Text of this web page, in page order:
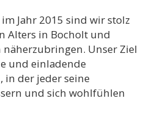
Jahr 2015 sind wir stolz
Alters in Bocholt und
Unser Ziel
und einladende
in der jeder seine
und sich wohlfühlen